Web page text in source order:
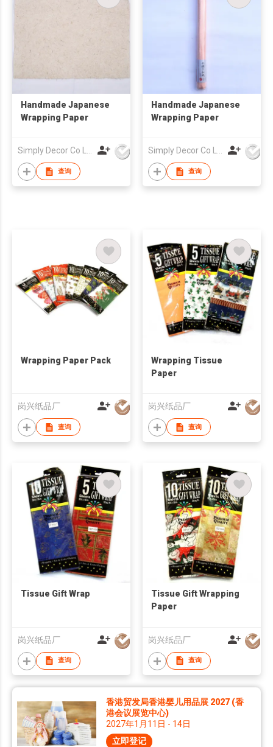
Handmade Japanese
Wrapping Paper
查询
Handmade Japanese
Wrapping Paper
查询
Wrapping Paper Pack
岗兴纸品厂
查询
Wrapping Tissue
Paper
岗兴纸品厂
查询
Tissue Gift Wrap
岗兴纸品厂
查询
Tissue Gift Wrapping
Paper
岗兴纸品厂
查询
香港贸发局香港婴儿用品展 2027 (香
港会议展览中心)
2027年1月11日 - 14日
立即登记